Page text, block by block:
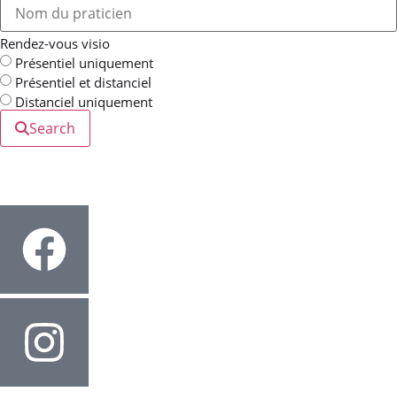
Rendez-vous visio
Présentiel uniquement
Présentiel et distanciel
Distanciel uniquement
Search